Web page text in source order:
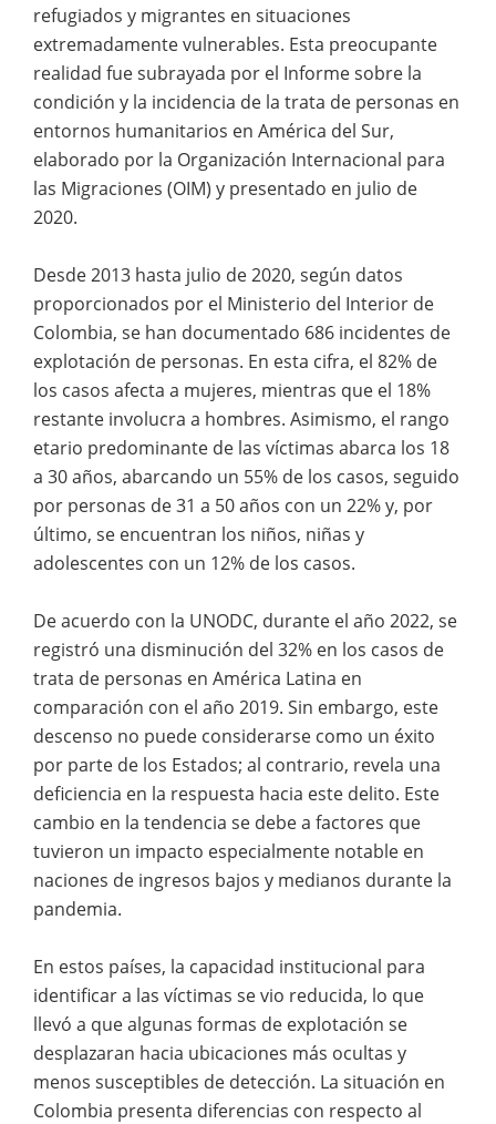
refugiados y migrantes en situaciones
extremadamente vulnerables. Esta preocupante
realidad fue subrayada por el Informe sobre la
condición y la incidencia de la trata de personas en
entornos humanitarios en América del Sur,
elaborado por la Organización Internacional para
las Migraciones (OIM) y presentado en julio de
2020.
Desde 2013 hasta julio de 2020, según datos
proporcionados por el Ministerio del Interior de
Colombia, se han documentado 686 incidentes de
explotación de personas. En esta cifra, el 82% de
los casos afecta a mujeres, mientras que el 18%
restante involucra a hombres. Asimismo, el rango
etario predominante de las víctimas abarca los 18
a 30 años, abarcando un 55% de los casos, seguido
por personas de 31 a 50 años con un 22% y, por
último, se encuentran los niños, niñas y
adolescentes con un 12% de los casos.
De acuerdo con la UNODC, durante el año 2022, se
registró una disminución del 32% en los casos de
trata de personas en América Latina en
comparación con el año 2019. Sin embargo, este
descenso no puede considerarse como un éxito
por parte de los Estados; al contrario, revela una
deficiencia en la respuesta hacia este delito. Este
cambio en la tendencia se debe a factores que
tuvieron un impacto especialmente notable en
naciones de ingresos bajos y medianos durante la
pandemia.
En estos países, la capacidad institucional para
identificar a las víctimas se vio reducida, lo que
llevó a que algunas formas de explotación se
desplazaran hacia ubicaciones más ocultas y
menos susceptibles de detección. La situación en
Colombia presenta diferencias con respecto al